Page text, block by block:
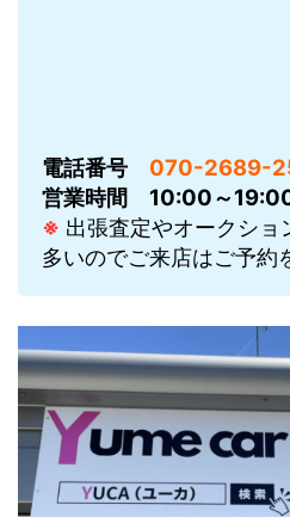
電話番号 070-2689-
営業時間
10:00～
※ 出張査定やオークショ
多いのでご来店はご予約